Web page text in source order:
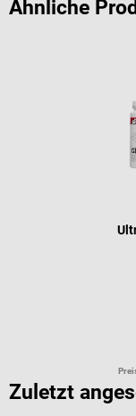
Ähnliche
Zuletzt